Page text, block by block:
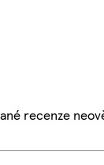
recenze